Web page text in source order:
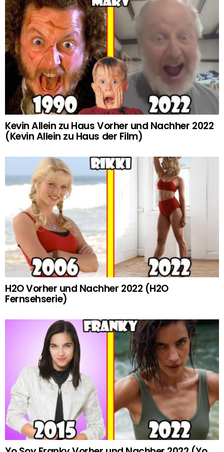
Kevin Allein zu Haus Vorher und Nachher 2022
(Kevin Allein zu Haus der Film)
H2O Vorher und Nachher 2022 (H2O
Fernsehserie)